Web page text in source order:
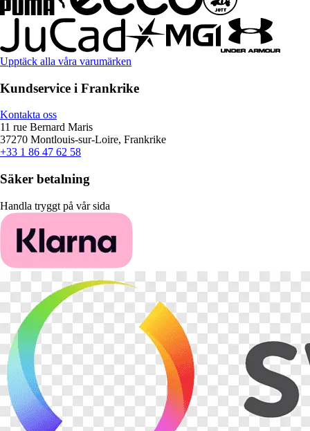
Upptäck alla våra varumärken
Kundservice i Frankrike
Kontakta oss
11 rue Bernard Maris
37270 Montlouis-sur-Loire, Frankrike
+33 1 86 47 62 58
Säker betalning
Handla tryggt på vår sida